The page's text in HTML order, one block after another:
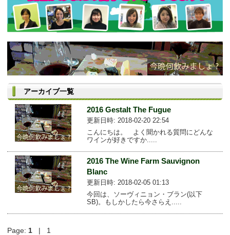
アーカイブ一覧
2016 Gestalt The Fugue
更新日時: 2018-02-20 22:54
こんにちは。 よく聞かれる質問にどんな
ワインが好きですか.....
2016 The Wine Farm Sauvignon
Blanc
更新日時: 2018-02-05 01:13
今回は、ソーヴィニョン・ブラン(以下
SB)。もしかしたら今さらえ.....
Page: 1 | 1